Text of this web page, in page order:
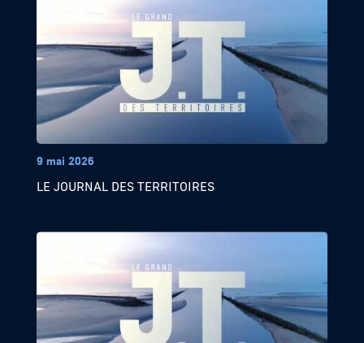
9 mai 2026
LE JOURNAL DES TERRITOIRES